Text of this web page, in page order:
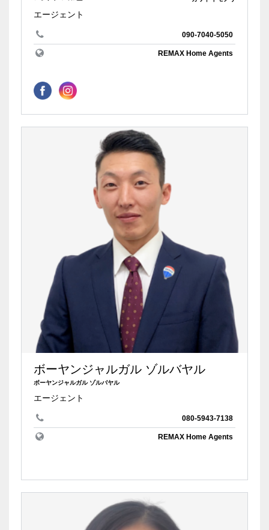
エージェント
090-7040-5050
REMAX Home Agents
ボーヤンジャルガル ゾルバヤル
ボーヤンジャルガル ゾルバヤル
エージェント
080-5943-7138
REMAX Home Agents